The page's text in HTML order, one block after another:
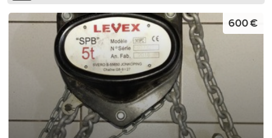
600 €